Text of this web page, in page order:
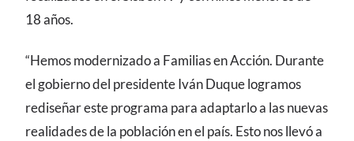
18 años.
“Hemos modernizado a Familias en Acción. Durante
el gobierno del presidente Iván Duque logramos
rediseñar este programa para adaptarlo a las nuevas
realidades de la población en el país. Esto nos llevó a